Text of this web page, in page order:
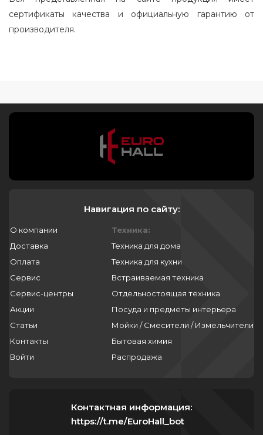
сертификаты качества и официальную гарантию от
производителя.
Навигация по сайту:
О компании
Доставка
Оплата
Сервис
Сервис-центры
Акции
Статьи
Контакты
Войти
Техника:
Техника для дома
Техника для кухни
Встраиваемая техника
Отдельностоящая техника
Посуда и предметы интерьера
Мойки / Смесители / Измельчители
Бытовая химия
Распродажа
Контактная информация:
https://t.me/EuroHall_bot